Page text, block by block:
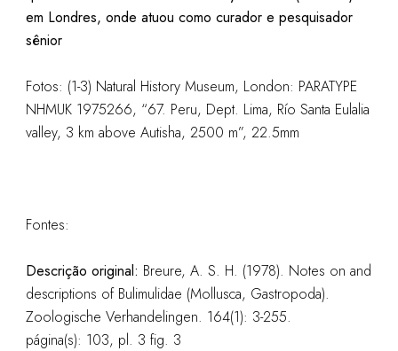
em Londres, onde atuou como curador e pesquisador
sênior
Fotos: (1-3) Natural History Museum, London: PARATYPE
NHMUK 1975266, “67. Peru, Dept. Lima, Río Santa Eulalia
valley, 3 km above Autisha, 2500 m”, 22.5mm
Fontes:
Descrição original: Breure, A. S. H. (1978). Notes on and
descriptions of Bulimulidae (Mollusca, Gastropoda).
Zoologische Verhandelingen. 164(1): 3-255.
página(s): 103, pl. 3 fig. 3